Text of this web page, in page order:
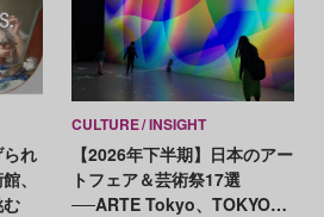
れ
、
CULTURE INSIGHT
【2026年下半期】日本のアー
トフェア＆芸術祭17選
──ARTE Tokyo、TOKYO